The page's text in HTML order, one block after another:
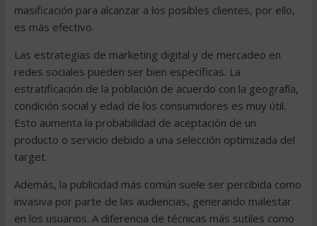
masificación para alcanzar a los posibles clientes, por ello,
es más efectivo.
Las estrategias de marketing digital y de mercadeo en
redes sociales pueden ser bien específicas. La
estratificación de la población de acuerdo con la geografía,
condición social y edad de los consumidores es muy útil.
Esto aumenta la probabilidad de aceptación de un
producto o servicio debido a una selección optimizada del
target.
Además, la publicidad más común suele ser percibida como
invasiva por parte de las audiencias, generando malestar
en los usuarios. A diferencia de técnicas más sutiles como